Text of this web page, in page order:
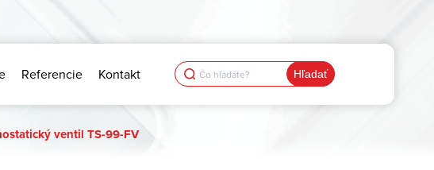
Referencie Kontakt Search
for:
ventil TS-99-FV